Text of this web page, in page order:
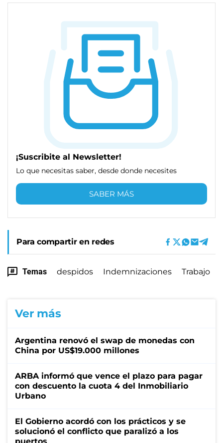
¡Suscribite al Newsletter!
Lo que necesitas saber, desde donde necesites
SABER MÁS
Para compartir en redes
Temas despidos Indemnizaciones Trabajo
Ver más
Argentina renovó el swap de monedas con
China por US$19.000 millones
ARBA informó que vence el plazo para pagar
con descuento la cuota 4 del Inmobiliario
Urbano
El Gobierno acordó con los prácticos y se
solucionó el conflicto que paralizó a los